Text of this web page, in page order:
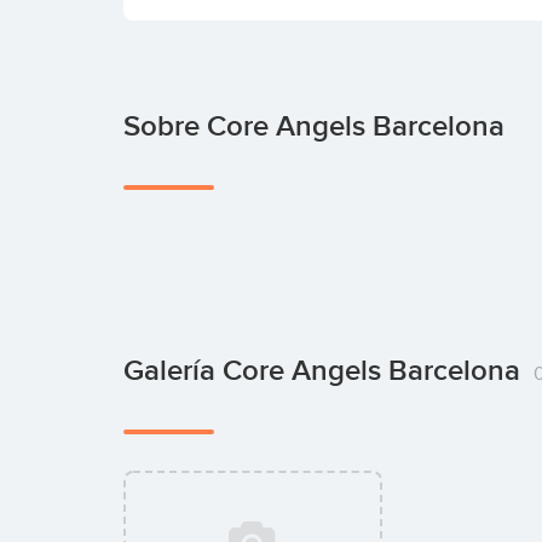
Sobre Core Angels Barcelona
Galería Core Angels Barcelona